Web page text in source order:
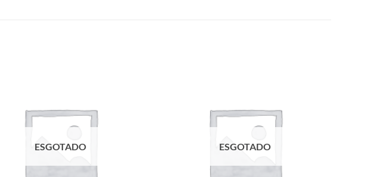
ESGOTADO ESGOTADO